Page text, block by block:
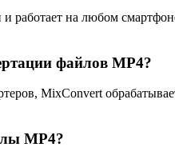
работает на любом
файлов MP4?
MixConvert
MP4?